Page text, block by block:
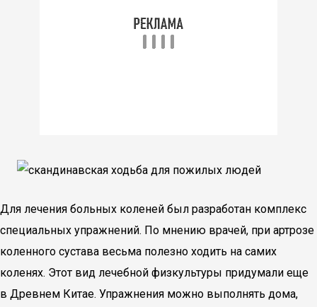
Для лечения больных коленей был разработан комплекс
специальных упражнений. По мнению врачей, при артрозе
коленного сустава весьма полезно ходить на самих
коленях. Этот вид лечебной физкультуры придумали еще
в Древнем Китае. Упражнения можно выполнять дома,